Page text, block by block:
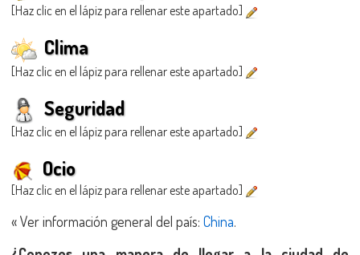
[Haz clic en el lápiz para rellenar este apartado]
Clima
[Haz clic en el lápiz para rellenar este apartado]
Seguridad
[Haz clic en el lápiz para rellenar este apartado]
Ocio
[Haz clic en el lápiz para rellenar este apartado]
« Ver información general del país: China.